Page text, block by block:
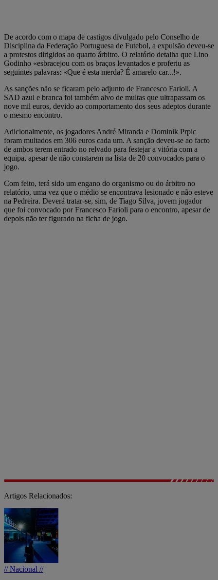
De acordo com o mapa de castigos divulgado pelo Conselho de
Disciplina da Federação Portuguesa de Futebol, a expulsão deveu-se
a protestos dirigidos ao quarto árbitro. O relatório detalha que Lino
Godinho «esbracejou com os braços levantados e proferiu as
seguintes palavras: «Que é esta merda? É amarelo car...!».
As sanções não se ficaram pelo adjunto de Francesco Farioli. A
SAD azul e branca foi também alvo de multas que ultrapassam os
nove mil euros, devido ao comportamento dos seus adeptos durante
o mesmo encontro.
Adicionalmente, os jogadores André Miranda e Dominik Prpic
foram multados em 306 euros cada um. A sanção deveu-se ao facto
de ambos terem entrado no relvado para festejar a vitória com a
equipa, apesar de não constarem na lista de 20 convocados para o
jogo.
Com feito, terá sido um engano do organismo ou do árbitro no
relatório, uma vez que o médio se encontrava lesionado e não esteve
na Pedreira. Deverá tratar-se, sim, de Tiago Silva, jovem jogador
que foi convocado por Francesco Farioli para o encontro, apesar de
depois não ter figurado na ficha de jogo.
Artigos Relacionados:
// Nacional //